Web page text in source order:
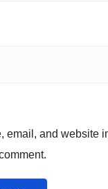
email, and website